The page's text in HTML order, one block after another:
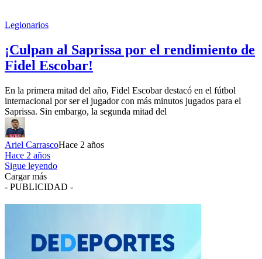
Legionarios
¡Culpan al Saprissa por el rendimiento de
Fidel Escobar!
En la primera mitad del año, Fidel Escobar destacó en el fútbol
internacional por ser el jugador con más minutos jugados para el
Saprissa. Sin embargo, la segunda mitad del
Ariel CarrascoHace 2 años
Hace 2 años
Sigue leyendo
Cargar más
- PUBLICIDAD -